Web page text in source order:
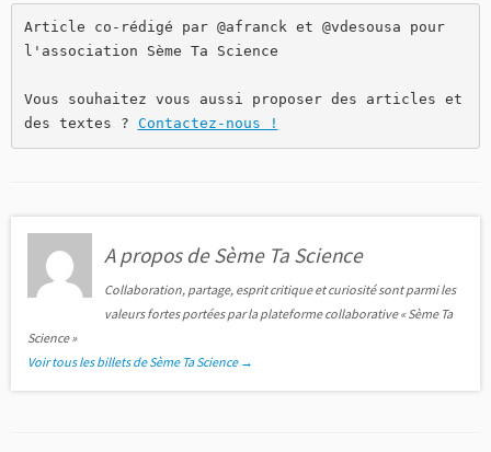
Article co-rédigé par @afranck et @vdesousa pour
l'association Sème Ta Science
Vous souhaitez vous aussi proposer des articles et
des textes ? Contactez-nous !
A propos de Sème Ta Science
Collaboration, partage, esprit critique et curiosité sont parmi les
valeurs fortes portées par la plateforme collaborative « Sème Ta
Science »
Voir tous les billets de Sème Ta Science →